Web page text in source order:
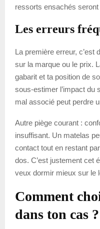
ressorts ensachés
Les erreurs
La première erreur, c’est
sur la marque ou le prix.
gabarit et ta position de
sous-estimer l’impact du
mal associé peut perdre
Autre piège courant :
insuffisant. Un matelas
contact tout en restant
dos. C’est justement cet
veux dormir mieux sur le
Comment
dans ton cas ?